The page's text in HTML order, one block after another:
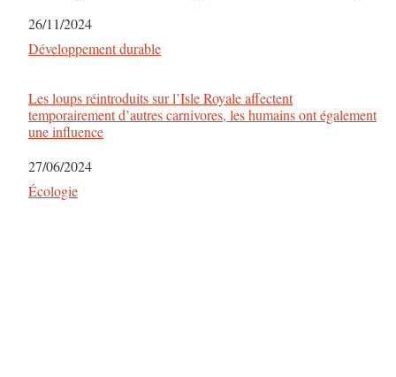
Date
26/11/2024
Par rapport à
Développement durable
Les loups réintroduits sur l’Isle Royale affectent
temporairement d’autres carnivores, les humains ont également
une influence
Date
27/06/2024
Par rapport à
Écologie